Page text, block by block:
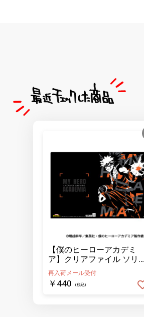
【僕のヒーローアカデミ
ア】クリアファイル ソリッ
ドアートシリーズ 爆豪 勝
己
再入荷メール受付
￥440 (税込)